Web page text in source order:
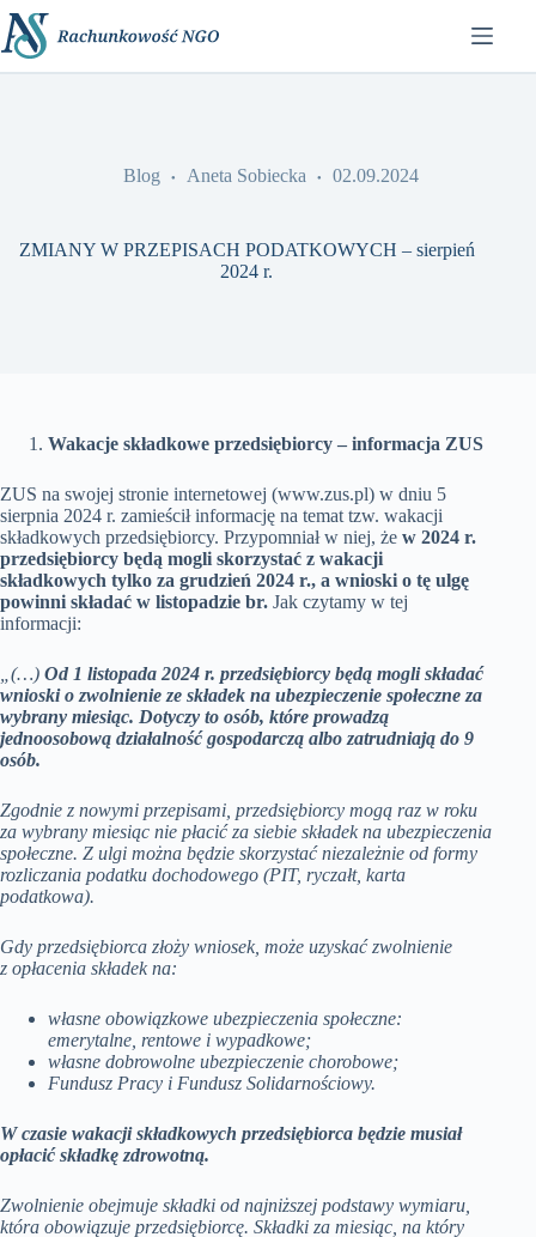
Przejdź
do
treści
Blog Aneta Sobiecka 02.09.2024
ZMIANY W PRZEPISACH PODATKOWYCH – sierpień
2024 r.
Wakacje składkowe przedsiębiorcy – informacja ZUS
ZUS na swojej stronie internetowej (www.zus.pl) w dniu 5
sierpnia 2024 r. zamieścił informację na temat tzw. wakacji
składkowych przedsiębiorcy. Przypomniał w niej, że w 2024 r.
przedsiębiorcy będą mogli skorzystać z wakacji
składkowych tylko za grudzień 2024 r., a wnioski o tę ulgę
powinni składać w listopadzie br. Jak czytamy w tej
informacji:
„(…) Od 1 listopada 2024 r. przedsiębiorcy będą mogli składać
wnioski o zwolnienie ze składek na ubezpieczenie społeczne za
wybrany miesiąc. Dotyczy to osób, które prowadzą
jednoosobową działalność gospodarczą albo zatrudniają do 9
osób.
Zgodnie z nowymi przepisami, przedsiębiorcy mogą raz w roku
za wybrany miesiąc nie płacić za siebie składek na ubezpieczenia
społeczne. Z ulgi można będzie skorzystać niezależnie od formy
rozliczania podatku dochodowego (PIT, ryczałt, karta
podatkowa).
Gdy przedsiębiorca złoży wniosek, może uzyskać zwolnienie
z opłacenia składek na:
własne obowiązkowe ubezpieczenia społeczne:
emerytalne, rentowe i wypadkowe;
własne dobrowolne ubezpieczenie chorobowe;
Fundusz Pracy i Fundusz Solidarnościowy.
W czasie wakacji składkowych przedsiębiorca będzie musiał
opłacić składkę zdrowotną.
Zwolnienie obejmuje składki od najniższej podstawy wymiaru,
która obowiązuje przedsiębiorcę. Składki za miesiąc, na który